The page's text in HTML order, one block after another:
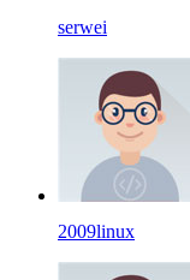
serwei
2009linux